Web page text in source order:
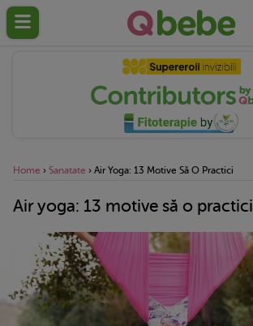
Home › Sanatate › Air Yoga: 13 Motive Să O Practici
Air yoga: 13 motive să o practici